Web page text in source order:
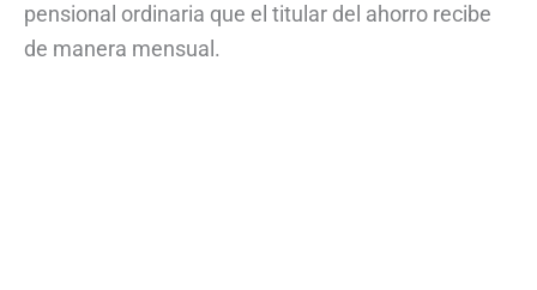
pensional ordinaria que el titular del ahorro recibe
de manera mensual.